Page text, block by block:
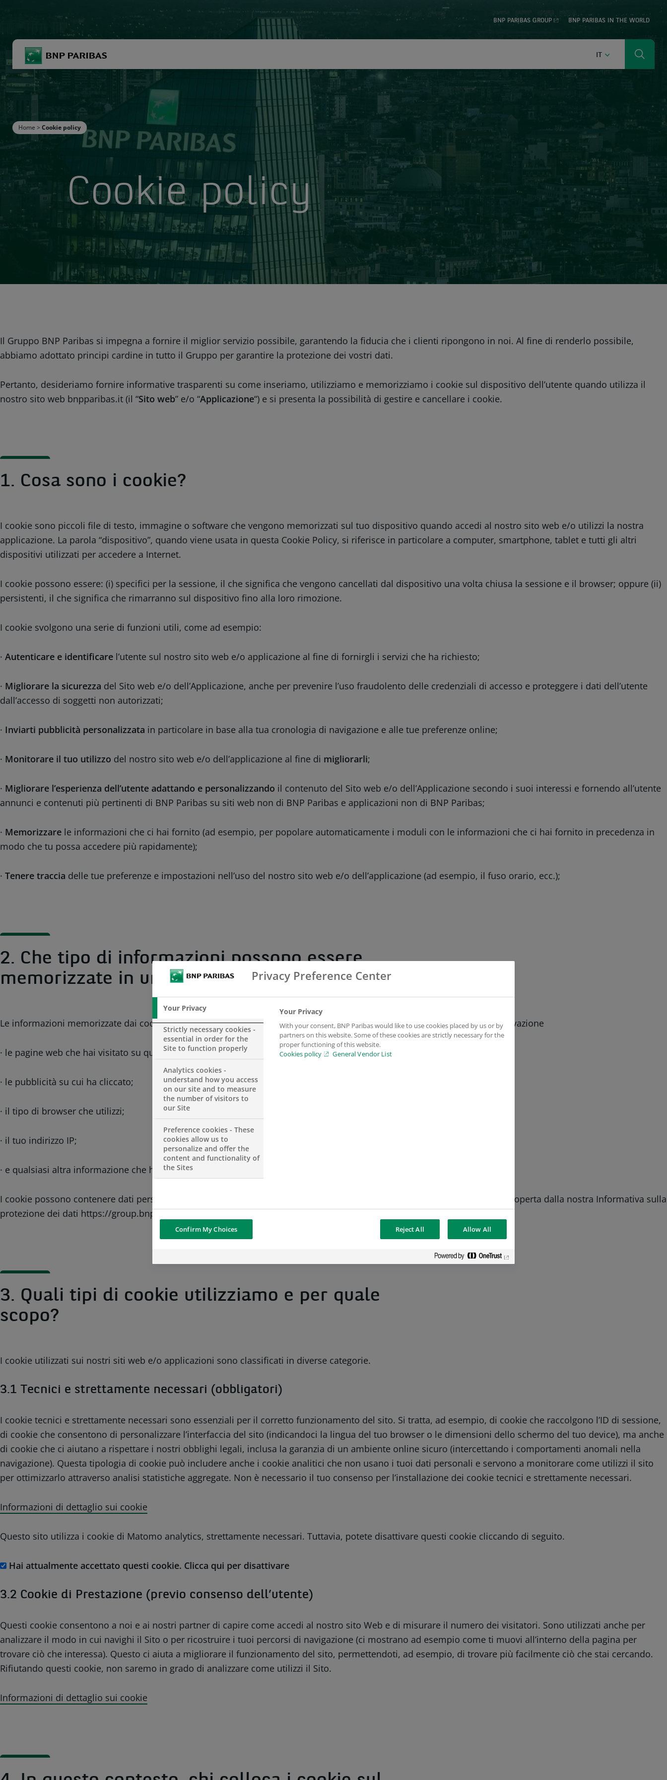
BNP PARIBAS GROUP BNP PARIBAS IN THE WORLD
BNP Paribas ITITALIANO Ricerca
Inserisci i termini di ricerca
Home > Cookie policy
Cookie policy
Il Gruppo BNP Paribas si impegna a fornire il miglior servizio possibile, garantendo la fiducia che i clienti ripongono in noi. Al fine di renderlo possibile,
abbiamo adottato principi cardine in tutto il Gruppo per garantire la protezione dei vostri dati.
Pertanto, desideriamo fornire informative trasparenti su come inseriamo, utilizziamo e memorizziamo i cookie sul dispositivo dell’utente quando utilizza il
nostro sito web bnpparibas.it (il “Sito web” e/o “Applicazione“) e si presenta la possibilità di gestire e cancellare i cookie.
1. Cosa sono i cookie?
I cookie sono piccoli file di testo, immagine o software che vengono memorizzati sul tuo dispositivo quando accedi al nostro sito web e/o utilizzi la nostra
applicazione. La parola “dispositivo”, quando viene usata in questa Cookie Policy, si riferisce in particolare a computer, smartphone, tablet e tutti gli altri
dispositivi utilizzati per accedere a Internet.
I cookie possono essere: (i) specifici per la sessione, il che significa che vengono cancellati dal dispositivo una volta chiusa la sessione e il browser; oppure (ii)
persistenti, il che significa che rimarranno sul dispositivo fino alla loro rimozione.
I cookie svolgono una serie di funzioni utili, come ad esempio:
· Autenticare e identificare l’utente sul nostro sito web e/o applicazione al fine di fornirgli i servizi che ha richiesto;
· Migliorare la sicurezza del Sito web e/o dell’Applicazione, anche per prevenire l’uso fraudolento delle credenziali di accesso e proteggere i dati dell’utente
dall’accesso di soggetti non autorizzati;
· Inviarti pubblicità personalizzata in particolare in base alla tua cronologia di navigazione e alle tue preferenze online;
· Monitorare il tuo utilizzo del nostro sito web e/o dell’applicazione al fine di migliorarli;
· Migliorare l’esperienza dell’utente adattando e personalizzando il contenuto del Sito web e/o dell’Applicazione secondo i suoi interessi e fornendo all’utente
annunci e contenuti più pertinenti di BNP Paribas su siti web non di BNP Paribas e applicazioni non di BNP Paribas;
· Memorizzare le informazioni che ci hai fornito (ad esempio, per popolare automaticamente i moduli con le informazioni che ci hai fornito in precedenza in
modo che tu possa accedere più rapidamente);
· Tenere traccia delle tue preferenze e impostazioni nell’uso del nostro sito web e/o dell’applicazione (ad esempio, il fuso orario, ecc.);
2. Che tipo di informazioni possono essere
memorizzate in un cookie?
Le informazioni memorizzate dai cookie sul tuo dispositivo possono riguardare quanto segue, in base al periodo di conservazione
· le pagine web che hai visitato su quel dispositivo;
· le pubblicità su cui ha cliccato;
· il tipo di browser che utilizzi;
· il tuo indirizzo IP;
· e qualsiasi altra informazione che hai fornito sul nostro sito web e/o applicazione.
I cookie possono contenere dati personali. Laddove utilizziamo cookie che raccolgono i tuoi dati personali, tale raccolta è coperta dalla nostra Informativa sulla
protezione dei dati https://group.bnpparibas/protection-donnees.
3. Quali tipi di cookie utilizziamo e per quale
scopo?
I cookie utilizzati sui nostri siti web e/o applicazioni sono classificati in diverse categorie.
3.1 Tecnici e strettamente necessari (obbligatori)
I cookie tecnici e strettamente necessari sono essenziali per il corretto funzionamento del sito. Si tratta, ad esempio, di cookie che raccolgono l’ID di sessione,
di cookie che consentono di personalizzare l’interfaccia del sito (indicandoci la lingua del tuo browser o le dimensioni dello schermo del tuo device), ma anche
di cookie che ci aiutano a rispettare i nostri obblighi legali, inclusa la garanzia di un ambiente online sicuro (intercettando i comportamenti anomali nella
navigazione). Questa tipologia di cookie può includere anche i cookie analitici che non usano i tuoi dati personali e servono a monitorare come utilizzi il sito
per ottimizzarlo attraverso analisi statistiche aggregate. Non è necessario il tuo consenso per l’installazione dei cookie tecnici e strettamente necessari.
Informazioni di dettaglio sui cookie
Questo sito utilizza i cookie di Matomo analytics, strettamente necessari. Tuttavia, potete disattivare questi cookie cliccando di seguito.
Hai attualmente accettato questi cookie. Clicca qui per disattivare
3.2 Cookie di Prestazione (previo consenso dell’utente)
Questi cookie consentono a noi e ai nostri partner di capire come accedi al nostro sito Web e di misurare il numero dei visitatori. Sono utilizzati anche per
analizzare il modo in cui navighi il Sito o per ricostruire i tuoi percorsi di navigazione (ci mostrano ad esempio come ti muovi all’interno della pagina per
trovare ciò che interessa). Questo ci aiuta a migliorare il funzionamento del sito, permettendoti, ad esempio, di trovare più facilmente ciò che stai cercando.
Rifiutando questi cookie, non saremo in grado di analizzare come utilizzi il Sito.
Informazioni di dettaglio sui cookie
Privacy Preference Center
Your Privacy
Strictly necessary cookies -
essential in order for the
Site to function properly
Analytics cookies -
understand how you access
on our site and to measure
the number of visitors to
our Site
Preference cookies - These
cookies allow us to
personalize and offer the
content and functionality of
the Sites
Your Privacy
With your consent, BNP Paribas would like to use cookies placed by us or by
partners on this website. Some of these cookies are strictly necessary for the
proper functioning of this website.
Cookies policy
General Vendor List
Confirm My Choices Reject All Allow All